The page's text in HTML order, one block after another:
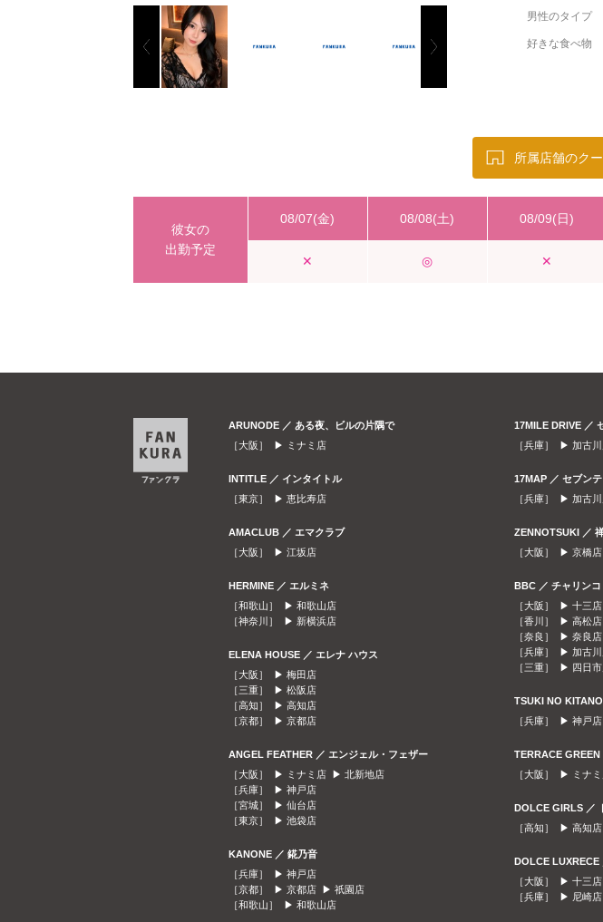
男性のタイプ
好きな食べ物
デートしたい場所
嬉しいプレゼント
所属店舗のク
彼女の
出勤予定
08/07(金) 08/08(土) 08/09(日)
✕ ◎ ✕
ARUNODE ／ ある夜、ビルの片隅で
［大阪］ ▶
ミナミ店
INTITLE ／ インタイトル
［東京］ ▶ 恵比寿店
AMACLUB ／ エマクラブ
［大阪］ ▶ 江坂店
HERMINE ／ エルミネ
［和歌山］ ▶ 和歌山店
［神奈川］ ▶ 新横浜店
ELENA HOUSE ／ エレナ ハウス
［大阪］ ▶ 梅田店
［三重］ ▶ 松阪店
［高知］ ▶ 高知店
［京都］ ▶ 京都店
ANGEL FEATHER ／ エンジェル・フェザー
［大阪］ ▶
ミナミ店 ▶ 北新地店
［兵庫］ ▶ 神戸店
［宮城］ ▶ 仙台店
［東京］ ▶ 池袋店
KANONE ／ 錵乃音
［兵庫］ ▶ 神戸店
［京都］ ▶ 京都店 ▶ 祇園店
［和歌山］ ▶ 和歌山店
17MILE DRIVE ／
［兵庫］ ▶ 加古
17MAP ／ セブン
［兵庫］ ▶ 加古
ZENNOTSUKI ／
［大阪］ ▶ 京橋店
BBC ／ チャリンコ
［大阪］ ▶ 十三店
［香川］ ▶ 高松店
［奈良］ ▶ 奈良店
［兵庫］ ▶ 加古
［三重］ ▶ 四日
TSUKI NO
［兵庫］ ▶ 神戸店
TERRACE
［大阪］ ▶
ミナ
DOLCE GIRLS ／
［高知］ ▶ 高知店
DOLCE LUXRECE
［大阪］ ▶ 十三店
［兵庫］ ▶ 尼崎店